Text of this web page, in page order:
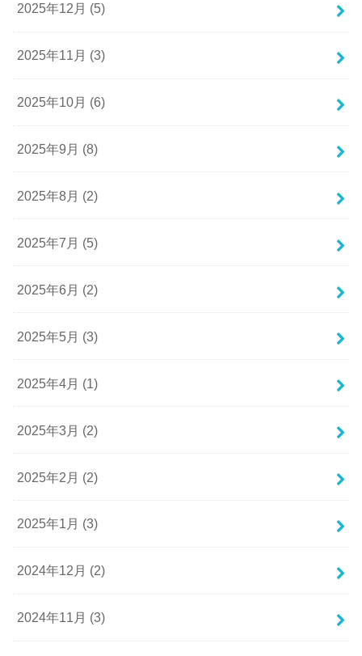
2025年12月 (5)
2025年11月 (3)
2025年10月 (6)
2025年9月 (8)
2025年8月 (2)
2025年7月 (5)
2025年6月 (2)
2025年5月 (3)
2025年4月 (1)
2025年3月 (2)
2025年2月 (2)
2025年1月 (3)
2024年12月 (2)
2024年11月 (3)